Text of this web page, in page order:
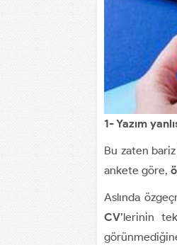
1- Yazım
Bu zaten
ankete göre,
Aslında
CV’lerinin